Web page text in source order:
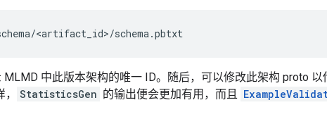
MLMD 中此版本架构的唯一 ID。随后，可以修改此架构 proto 以
StatisticsGen 的输出便会更加有用，而且